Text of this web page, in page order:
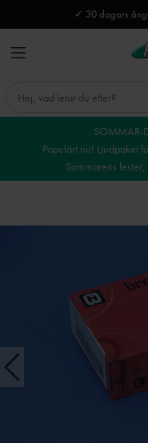
✓ 30 dagars
SOMMAR-
Populärt nu! Ljudpaket
Sommarens